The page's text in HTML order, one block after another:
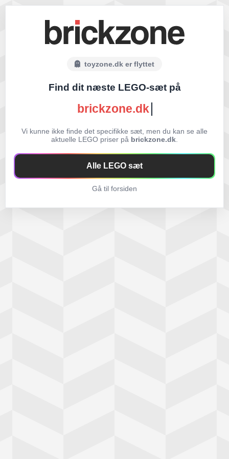
toyzone.dk er flyttet
Find dit næste LEGO-sæt på
brickzone.dk
Vi kunne ikke finde det specifikke sæt, men du kan se alle
aktuelle LEGO priser på brickzone.dk
Alle LEGO sæt
Gå til forsiden